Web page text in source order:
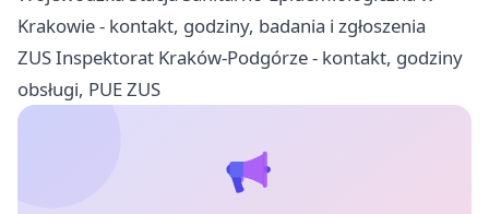
Krakowie - kontakt, godziny, badania i zgłoszenia
ZUS Inspektorat Kraków-Podgórze - kontakt, godziny
obsługi, PUE ZUS